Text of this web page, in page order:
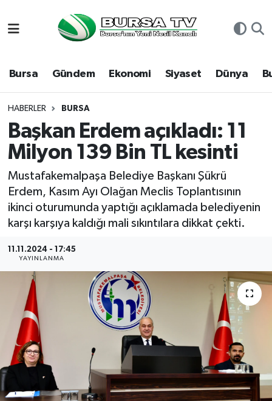
Bursa Gündem Ekonomi Siyaset Dünya
HABERLER BURSA
Başkan Erdem açıkladı: 11
Milyon 139 Bin TL kesinti
Mustafakemalpaşa Belediye Başkanı Şükrü
Erdem, Kasım Ayı Olağan Meclis Toplantısının
ikinci oturumunda yaptığı açıklamada belediyenin
karşı karşıya kaldığı mali sıkıntılara dikkat çekti.
11.11.2024 - 17:45
YAYINLANMA
Bursa
Dünya
Eğitim
Ekonomi
Genel
Gündem
Magazin
Sağlık
Siyaset
Spor
Teknoloji
Hava Durumu
Namaz Vakitleri
Trafik Durumu
Süper Lig Puan Durumu ve Fikstür
Tüm Manşetler
Son Dakika Haberleri
Haber Arşivi